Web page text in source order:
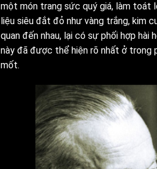
một món trang sức quý giá, làm toát
liệu siêu đắt đỏ như vàng trắng, kim
quan đến nhau, lại có sự phối hợp
này đã được thể hiện rõ nhất ở trong
mốt.